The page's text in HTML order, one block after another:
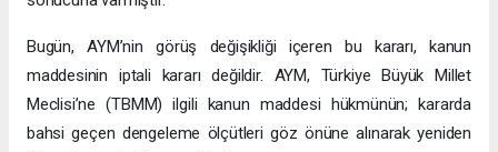
Bugün, AYM’nin görüş değişikliği içeren bu kararı, kanun
maddesinin iptali kararı değildir. AYM, Türkiye Büyük Millet
Meclisi’ne (TBMM) ilgili kanun maddesi hükmünün; kararda
bahsi geçen dengeleme ölçütleri göz önüne alınarak yeniden